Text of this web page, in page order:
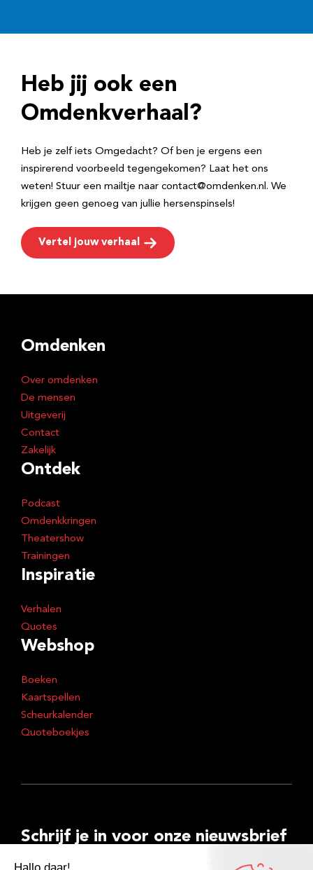
r
e
Heb jij ook een
Omdenkverhaal?
Heb je zelf iets Omgedacht? Of ben je ergens een
inspirerend voorbeeld tegengekomen? Laat het ons
weten! Stuur een mailtje naar contact@omdenken.nl. We
krijgen geen genoeg van jullie hersenspinsels!
Vertel jouw verhaal
Omdenken
Over omdenken
De mensen
Uitgeverij
Contact
Zakelijk
Ontdek
Podcast
Omdenkkringen
Theatershow
Trainingen
Inspiratie
Verhalen
Quotes
Webshop
Boeken
Kaartspellen
Scheurkalender
Quoteboekjes
Schrijf je in voor onze nieuwsbrief